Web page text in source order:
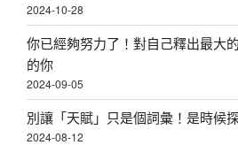
2024-10-28
你已經夠努力了！對自己釋出最大
的你
2024-09-05
別讓「天賦」只是個詞彙！是時候
2024-08-12